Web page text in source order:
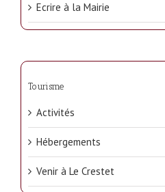
Ecrire à la Mairie
Tourisme
Activités
Hébergements
Venir à Le Crestet